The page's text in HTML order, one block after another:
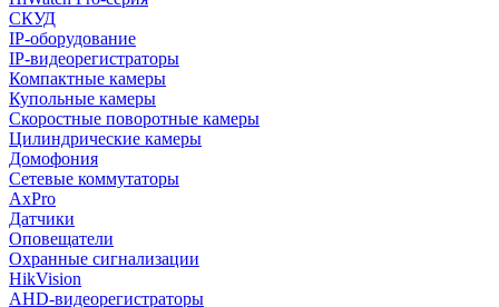
CКУД
IP-оборудование
IP-видеорегистраторы
Компактные камеры
Купольные камеры
Скоростные поворотные камеры
Цилиндрические камеры
Домофония
Сетевые коммутаторы
AxPro
Датчики
Оповещатели
Охранные сигнализации
HikVision
AHD-видеорегистраторы